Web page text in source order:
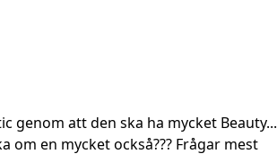
genom att den ska ha mycket Beauty...
om en mycket också??? Frågar mest